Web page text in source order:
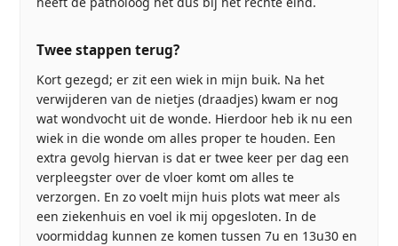
Twee stappen terug?
Kort gezegd; er zit een wiek in mijn buik. Na het
verwijderen van de nietjes (draadjes) kwam er nog
wat wondvocht uit de wonde. Hierdoor heb ik nu een
wiek in die wonde om alles proper te houden. Een
extra gevolg hiervan is dat er twee keer per dag een
verpleegster over de vloer komt om alles te
verzorgen. En zo voelt mijn huis plots wat meer als
een ziekenhuis en voel ik mij opgesloten. In de
voormiddag kunnen ze komen tussen 7u en 13u30 en